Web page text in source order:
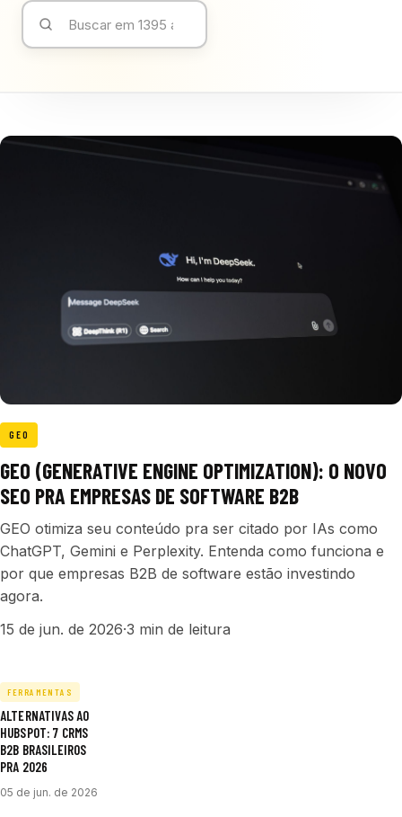
GEO
GEO (GENERATIVE ENGINE OPTIMIZATION): O NOVO
SEO PRA EMPRESAS DE SOFTWARE B2B
GEO otimiza seu conteúdo pra ser citado por IAs como
ChatGPT, Gemini e Perplexity. Entenda como funciona e
por que empresas B2B de software estão investindo
agora.
15 de jun. de 2026·3 min de leitura
FERRAMENTAS
ALTERNATIVAS AO
HUBSPOT: 7 CRMS
B2B BRASILEIROS
PRA 2026
05 de jun. de 2026